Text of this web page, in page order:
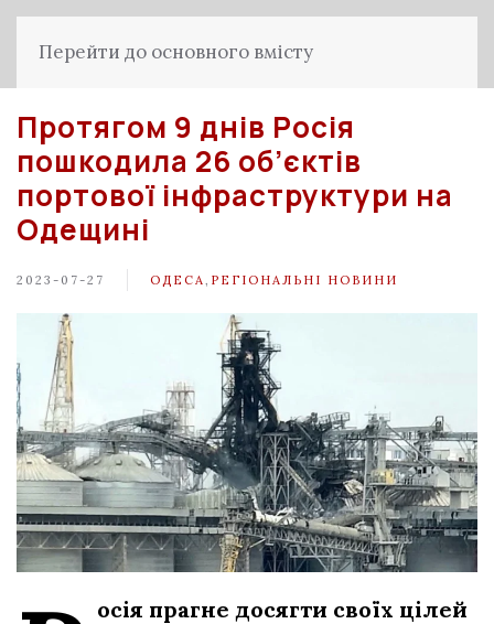
Перейти до основного вмісту
Протягом 9 днів Росія
пошкодила 26 об’єктів
портової інфраструктури на
Одещині
2023-07-27 ОДЕСА РЕГІОНАЛЬНІ НОВИНИ
осія прагне досягти своїх цілей